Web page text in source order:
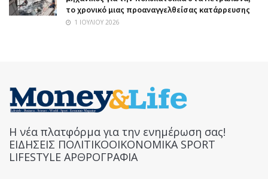
το χρονικό μιας προαναγγελθείσας κατάρρευσης
1 ΙΟΥΛΊΟΥ 2026
Η νέα πλατφόρμα για την ενημέρωση σας!
ΕΙΔΗΣΕΙΣ ΠΟΛΙΤΙΚΟΟΙΚΟΝΟΜΙΚΑ SPORT
LIFESTYLE ΑΡΘΡΟΓΡΑΦΙΑ